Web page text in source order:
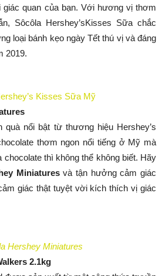
quan của bạn. Với hương vị thơm
Sôcôla Hershey’sKisses Sữa chắc
loại bánh kẹo ngày Tết thú vị và đáng
2019.
Kisses Sữa Mỹ
nổi bật từ thương hiệu Hershey’s
thơm ngon nổi tiếng ở Mỹ mà
chocolate thì không thể không biết. Hãy
Miniaturesvà tận hưởng cảm giác
giác thật tuyệt vời kích thích vị giác
Hershey Miniatures
2.1kg